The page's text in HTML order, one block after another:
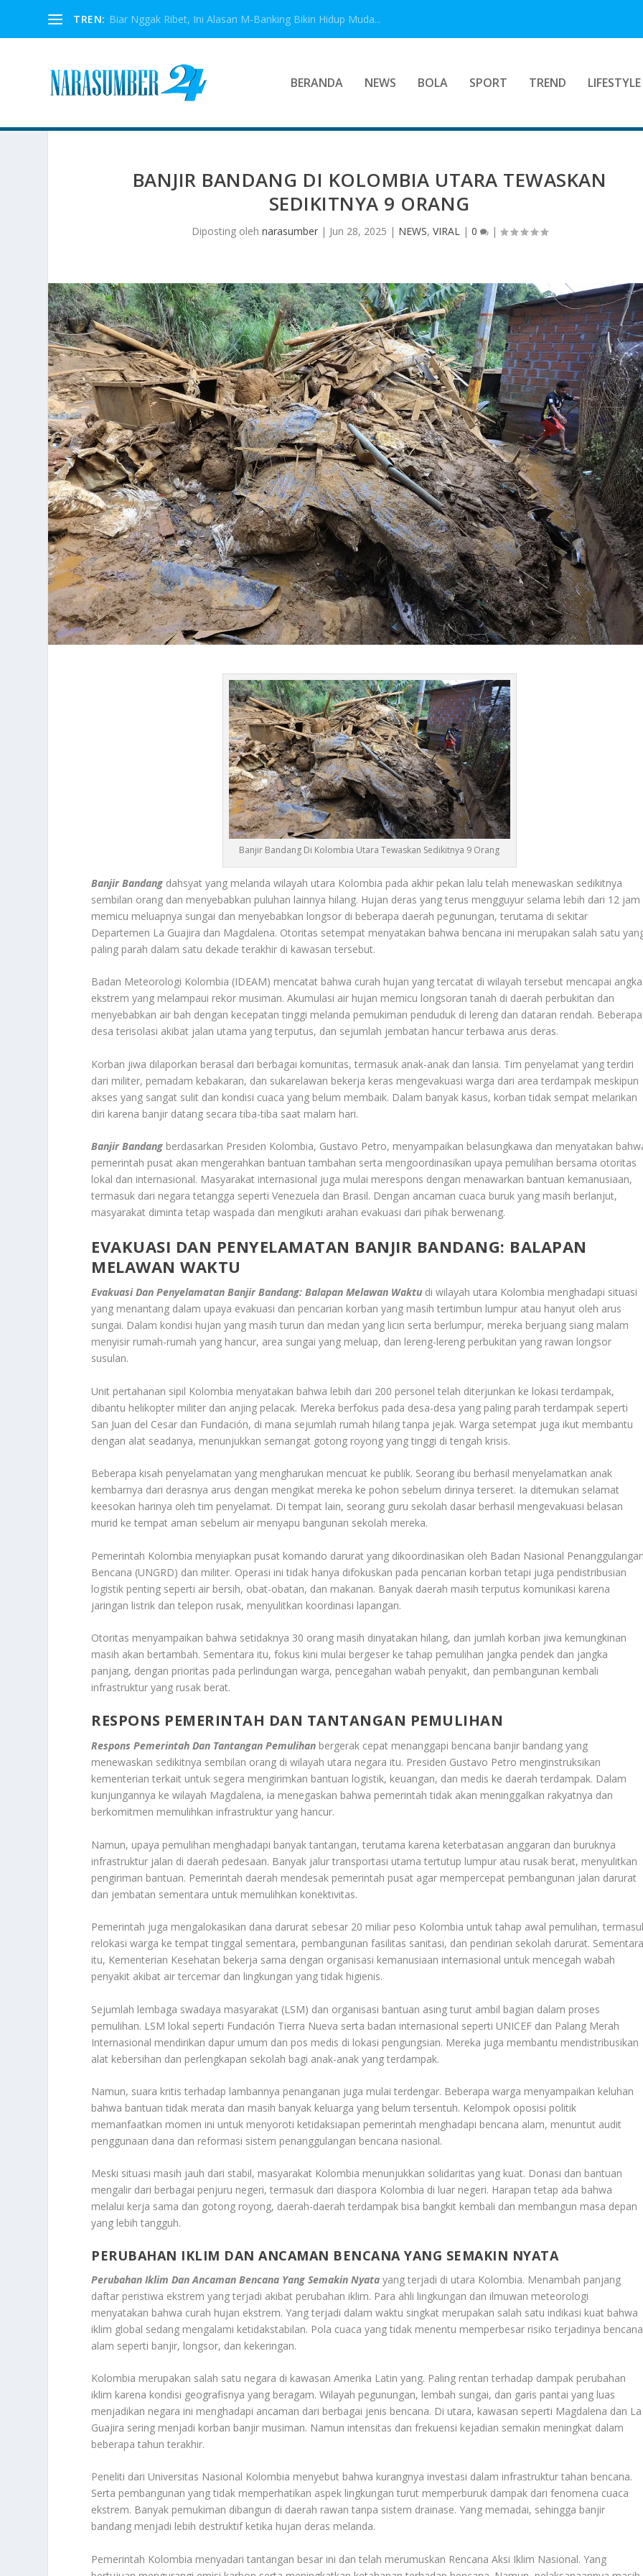
TREN: Biar Nggak Ribet, Ini Alasan M-Banking Bikin Hidup Muda...
BERANDA NEWS BOLA SPORT TREND LIFESTYLE
BANJIR BANDANG DI KOLOMBIA UTARA TEWASKAN
SEDIKITNYA 9 ORANG
Diposting oleh narasumber| Jun 28, 2025 | NEWS, VIRAL| 0 |
Banjir Bandang Di Kolombia Utara Tewaskan Sedikitnya 9 Orang
Banjir Bandang dahsyat yang melanda wilayah utara Kolombia pada akhir pekan lalu telah menewaskan sedikitnya
sembilan orang dan menyebabkan puluhan lainnya hilang. Hujan deras yang terus mengguyur selama lebih dari 12 jam
memicu meluapnya sungai dan menyebabkan longsor di beberapa daerah pegunungan, terutama di sekitar
Departemen La Guajira dan Magdalena. Otoritas setempat menyatakan bahwa bencana ini merupakan salah satu
paling parah dalam satu dekade terakhir di kawasan tersebut.
Badan Meteorologi Kolombia (IDEAM) mencatat bahwa curah hujan yang tercatat di wilayah tersebut mencapai angka
ekstrem yang melampaui rekor musiman. Akumulasi air hujan memicu longsoran tanah di daerah perbukitan dan
menyebabkan air bah dengan kecepatan tinggi melanda pemukiman penduduk di lereng dan dataran rendah. Beberapa
desa terisolasi akibat jalan utama yang terputus, dan sejumlah jembatan hancur terbawa arus deras.
Korban jiwa dilaporkan berasal dari berbagai komunitas, termasuk anak-anak dan lansia. Tim penyelamat yang terdiri
dari militer, pemadam kebakaran, dan sukarelawan bekerja keras mengevakuasi warga dari area terdampak meskipun
akses yang sangat sulit dan kondisi cuaca yang belum membaik. Dalam banyak kasus, korban tidak sempat melarikan
diri karena banjir datang secara tiba-tiba saat malam hari.
Banjir Bandang berdasarkan Presiden Kolombia, Gustavo Petro, menyampaikan belasungkawa dan menyatakan
pemerintah pusat akan mengerahkan bantuan tambahan serta mengoordinasikan upaya pemulihan bersama otoritas
lokal dan internasional. Masyarakat internasional juga mulai merespons dengan menawarkan bantuan kemanusiaan,
termasuk dari negara tetangga seperti Venezuela dan Brasil. Dengan ancaman cuaca buruk yang masih berlanjut,
masyarakat diminta tetap waspada dan mengikuti arahan evakuasi dari pihak berwenang.
EVAKUASI DAN PENYELAMATAN BANJIR BANDANG: BALAPAN
MELAWAN WAKTU
Evakuasi Dan Penyelamatan Banjir Bandang: Balapan Melawan Waktu di wilayah utara Kolombia menghadapi situasi
yang menantang dalam upaya evakuasi dan pencarian korban yang masih tertimbun lumpur atau hanyut oleh arus
sungai. Dalam kondisi hujan yang masih turun dan medan yang licin serta berlumpur, mereka berjuang siang malam
menyisir rumah-rumah yang hancur, area sungai yang meluap, dan lereng-lereng perbukitan yang rawan longsor
susulan.
Unit pertahanan sipil Kolombia menyatakan bahwa lebih dari 200 personel telah diterjunkan ke lokasi terdampak,
dibantu helikopter militer dan anjing pelacak. Mereka berfokus pada desa-desa yang paling parah terdampak seperti
San Juan del Cesar dan Fundación, di mana sejumlah rumah hilang tanpa jejak. Warga setempat juga ikut membantu
dengan alat seadanya, menunjukkan semangat gotong royong yang tinggi di tengah krisis.
Beberapa kisah penyelamatan yang mengharukan mencuat ke publik. Seorang ibu berhasil menyelamatkan anak
kembarnya dari derasnya arus dengan mengikat mereka ke pohon sebelum dirinya terseret. Ia ditemukan selamat
keesokan harinya oleh tim penyelamat. Di tempat lain, seorang guru sekolah dasar berhasil mengevakuasi belasan
murid ke tempat aman sebelum air menyapu bangunan sekolah mereka.
Pemerintah Kolombia menyiapkan pusat komando darurat yang dikoordinasikan oleh Badan Nasional
Bencana (UNGRD) dan militer. Operasi ini tidak hanya difokuskan pada pencarian korban tetapi juga pendistribusian
logistik penting seperti air bersih, obat-obatan, dan makanan. Banyak daerah masih terputus komunikasi karena
jaringan listrik dan telepon rusak, menyulitkan koordinasi lapangan.
Otoritas menyampaikan bahwa setidaknya 30 orang masih dinyatakan hilang, dan jumlah korban jiwa kemungkinan
masih akan bertambah. Sementara itu, fokus kini mulai bergeser ke tahap pemulihan jangka pendek dan jangka
panjang, dengan prioritas pada perlindungan warga, pencegahan wabah penyakit, dan pembangunan kembali
infrastruktur yang rusak berat.
RESPONS PEMERINTAH DAN TANTANGAN PEMULIHAN
Respons Pemerintah Dan Tantangan Pemulihan bergerak cepat menanggapi bencana banjir bandang yang
menewaskan sedikitnya sembilan orang di wilayah utara negara itu. Presiden Gustavo Petro menginstruksikan
kementerian terkait untuk segera mengirimkan bantuan logistik, keuangan, dan medis ke daerah terdampak. Dalam
kunjungannya ke wilayah Magdalena, ia menegaskan bahwa pemerintah tidak akan meninggalkan rakyatnya dan
berkomitmen memulihkan infrastruktur yang hancur.
Namun, upaya pemulihan menghadapi banyak tantangan, terutama karena keterbatasan anggaran dan buruknya
infrastruktur jalan di daerah pedesaan. Banyak jalur transportasi utama tertutup lumpur atau rusak berat, menyulitkan
pengiriman bantuan. Pemerintah daerah mendesak pemerintah pusat agar mempercepat pembangunan jalan darurat
dan jembatan sementara untuk memulihkan konektivitas.
Pemerintah juga mengalokasikan dana darurat sebesar 20 miliar peso Kolombia untuk tahap awal pemulihan,
relokasi warga ke tempat tinggal sementara, pembangunan fasilitas sanitasi, dan pendirian sekolah darurat.
itu, Kementerian Kesehatan bekerja sama dengan organisasi kemanusiaan internasional untuk mencegah wabah
penyakit akibat air tercemar dan lingkungan yang tidak higienis.
Sejumlah lembaga swadaya masyarakat (LSM) dan organisasi bantuan asing turut ambil bagian dalam proses
pemulihan. LSM lokal seperti Fundación Tierra Nueva serta badan internasional seperti UNICEF dan Palang Merah
Internasional mendirikan dapur umum dan pos medis di lokasi pengungsian. Mereka juga membantu mendistribusikan
alat kebersihan dan perlengkapan sekolah bagi anak-anak yang terdampak.
Namun, suara kritis terhadap lambannya penanganan juga mulai terdengar. Beberapa warga menyampaikan keluhan
bahwa bantuan tidak merata dan masih banyak keluarga yang belum tersentuh. Kelompok oposisi politik
memanfaatkan momen ini untuk menyoroti ketidaksiapan pemerintah menghadapi bencana alam, menuntut audit
penggunaan dana dan reformasi sistem penanggulangan bencana nasional.
Meski situasi masih jauh dari stabil, masyarakat Kolombia menunjukkan solidaritas yang kuat. Donasi dan bantuan
mengalir dari berbagai penjuru negeri, termasuk dari diaspora Kolombia di luar negeri. Harapan tetap ada bahwa
melalui kerja sama dan gotong royong, daerah-daerah terdampak bisa bangkit kembali dan membangun masa depan
yang lebih tangguh.
PERUBAHAN IKLIM DAN ANCAMAN BENCANA YANG SEMAKIN NYATA
Perubahan Iklim Dan Ancaman Bencana Yang Semakin Nyata yang terjadi di utara Kolombia. Menambah panjang
daftar peristiwa ekstrem yang terjadi akibat perubahan iklim. Para ahli lingkungan dan ilmuwan meteorologi
menyatakan bahwa curah hujan ekstrem. Yang terjadi dalam waktu singkat merupakan salah satu indikasi kuat bahwa
iklim global sedang mengalami ketidakstabilan. Pola cuaca yang tidak menentu memperbesar risiko terjadinya bencana
alam seperti banjir, longsor, dan kekeringan.
Kolombia merupakan salah satu negara di kawasan Amerika Latin yang. Paling rentan terhadap dampak perubahan
iklim karena kondisi geografisnya yang beragam. Wilayah pegunungan, lembah sungai, dan garis pantai yang luas
menjadikan negara ini menghadapi ancaman dari berbagai jenis bencana. Di utara, kawasan seperti Magdalena dan La
Guajira sering menjadi korban banjir musiman. Namun intensitas dan frekuensi kejadian semakin meningkat dalam
beberapa tahun terakhir.
Peneliti dari Universitas Nasional Kolombia menyebut bahwa kurangnya investasi dalam infrastruktur tahan bencana.
Serta pembangunan yang tidak memperhatikan aspek lingkungan turut memperburuk dampak dari fenomena cuaca
ekstrem. Banyak pemukiman dibangun di daerah rawan tanpa sistem drainase. Yang memadai, sehingga banjir
bandang menjadi lebih destruktif ketika hujan deras melanda.
Pemerintah Kolombia menyadari tantangan besar ini dan telah merumuskan Rencana Aksi Iklim Nasional. Yang